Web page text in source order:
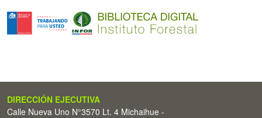
DIRECCIÓN EJECUTIVA
Calle Nueva Uno N°3570 Lt. 4 Michaihue -